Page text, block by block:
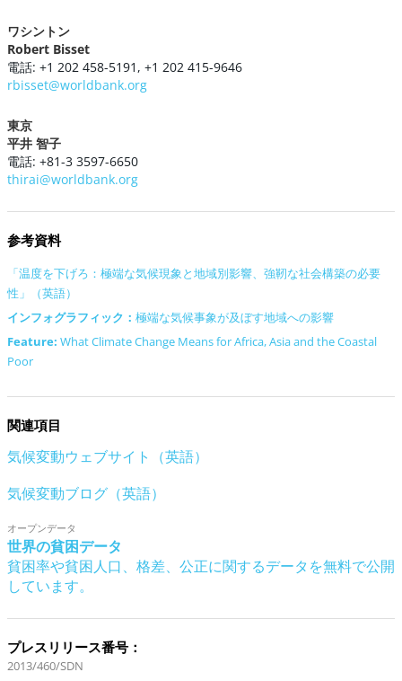
ワシントン
Robert Bisset
電話: +1 202 458-5191, +1 202 415-9646
rbisset@worldbank.org
東京
平井 智子
電話: +81-3 3597-6650
thirai@worldbank.org
参考資料
「温度を下げろ：極端な気候現象と地域別影響、強靭な社会構築の必要
性」（英語）
インフォグラフィック： 極端な気候事象が及ぼす地域への影響
Feature: What Climate Change Means for Africa, Asia and the Coastal
Poor
関連項目
気候変動ウェブサイト（英語）
気候変動ブログ（英語）
オープンデータ
世界の貧困データ
貧困率や貧困人口、格差、公正に関するデータを無料で公開
しています。
プレスリリース番号：
2013/460/SDN